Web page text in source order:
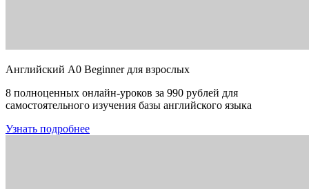
Английский A0 Beginner для взрослых
8 полноценных онлайн-уроков за 990 рублей для
самостоятельного изучения базы английского языка
Узнать подробнее